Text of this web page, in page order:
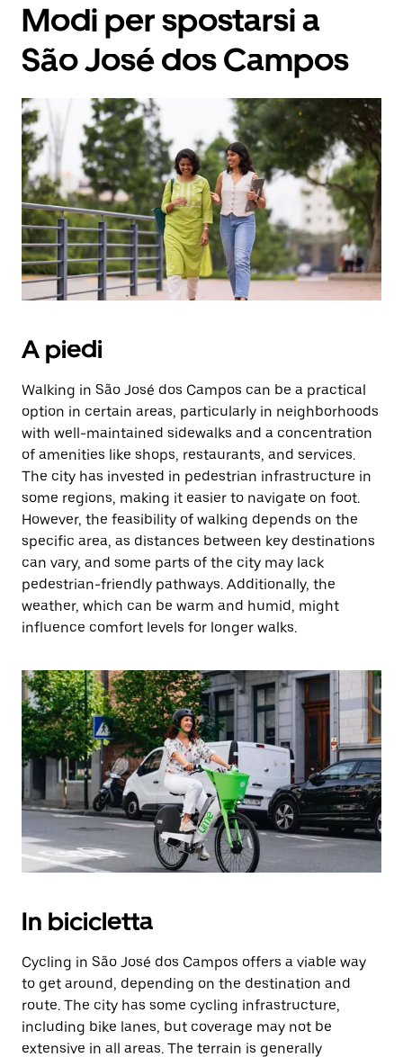
Modi per spostarsi a
São José dos Campos
A piedi
Walking in São José dos Campos can be a practical
option in certain areas, particularly in neighborhoods
with well-maintained sidewalks and a concentration
of amenities like shops, restaurants, and services.
The city has invested in pedestrian infrastructure in
some regions, making it easier to navigate on foot.
However, the feasibility of walking depends on the
specific area, as distances between key destinations
can vary, and some parts of the city may lack
pedestrian-friendly pathways. Additionally, the
weather, which can be warm and humid, might
influence comfort levels for longer walks.
In bicicletta
Cycling in São José dos Campos offers a viable way
to get around, depending on the destination and
route. The city has some cycling infrastructure,
including bike lanes, but coverage may not be
extensive in all areas. The terrain is generally